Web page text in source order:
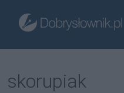
skorupiak